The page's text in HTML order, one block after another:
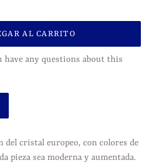
AL CARRITO
have any questions about this
del cristal europeo, con colores de
pieza sea moderna y aumentada.